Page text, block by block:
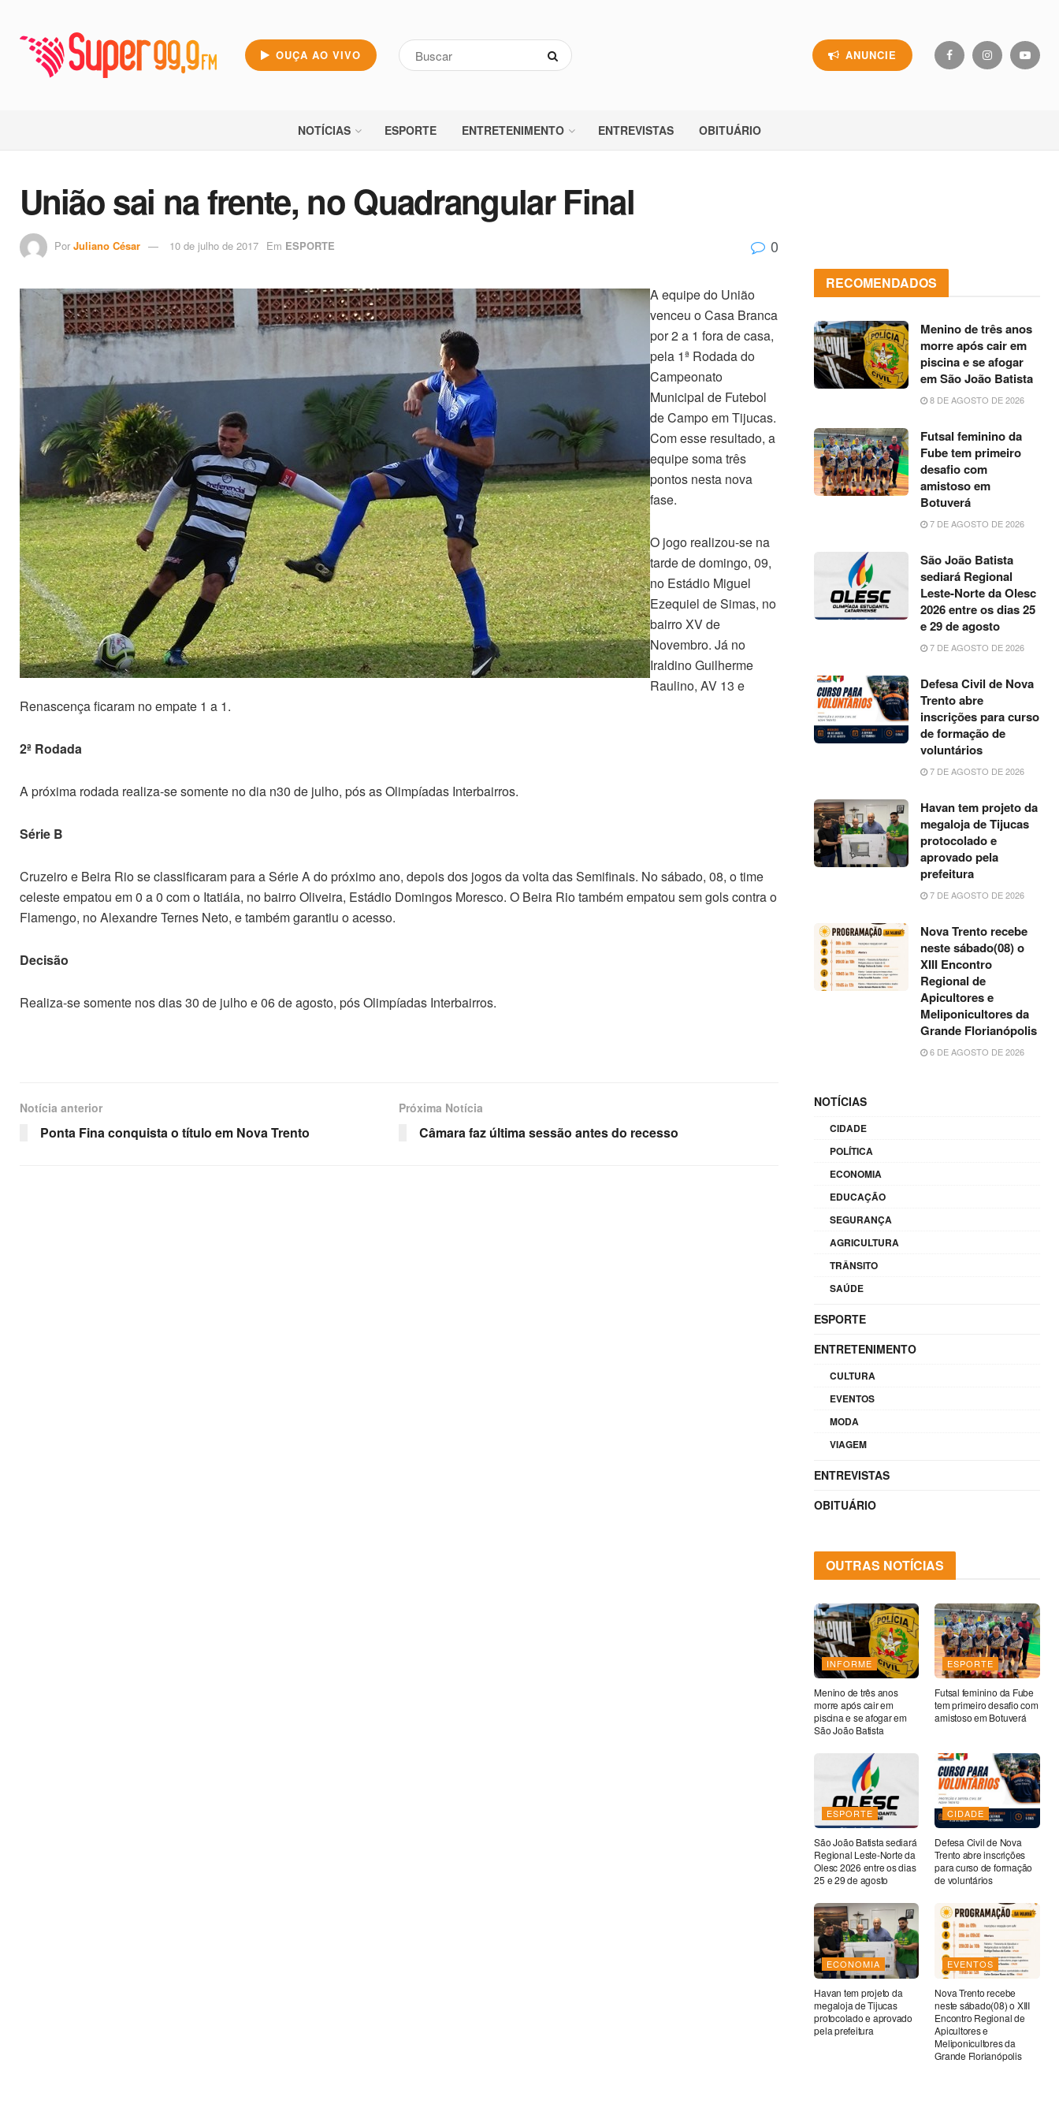
OUÇA AO VIVO ANUNCIE
NOTÍCIAS ESPORTE ENTRETENIMENTO ENTREVISTAS OBITUÁRIO
União sai na frente, no Quadrangular Final
Por Juliano César 10 de julho de 2017 Em ESPORTE 0
A equipe do União
venceu o Casa Branca
por 2 a 1 fora de casa,
pela 1ª Rodada do
Campeonato
Municipal de Futebol
de Campo em Tijucas.
Com esse resultado, a
equipe soma três
pontos nesta nova
fase.
O jogo realizou-se na
tarde de domingo, 09,
no Estádio Miguel
Ezequiel de Simas, no
bairro XV de
Novembro. Já no
Iraldino Guilherme
Raulino, AV 13 e
Renascença ficaram no empate 1 a 1.
2ª Rodada
A próxima rodada realiza-se somente no dia n30 de julho, pós as Olimpíadas Interbairros.
Série B
Cruzeiro e Beira Rio se classificaram para a Série A do próximo ano, depois dos jogos da volta das Semifinais. No sábado, 08, o time
celeste empatou em 0 a 0 com o Itatiáia, no bairro Oliveira, Estádio Domingos Moresco. O Beira Rio também empatou sem gols contra o
Flamengo, no Alexandre Ternes Neto, e também garantiu o acesso.
Decisão
Realiza-se somente nos dias 30 de julho e 06 de agosto, pós Olimpíadas Interbairros.
Notícia anterior
Ponta Fina conquista o título em Nova Trento
Próxima Notícia
Câmara faz última sessão antes do recesso
RECOMENDADOS
Menino de três anos
morre após cair em
piscina e se afogar
em São João Batista
8 DE AGOSTO DE 2026
Futsal feminino da
Fube tem primeiro
desafio com
amistoso em
Botuverá
7 DE AGOSTO DE 2026
São João Batista
sediará Regional
Leste-Norte da Olesc
2026 entre os dias 25
e 29 de agosto
7 DE AGOSTO DE 2026
Defesa Civil de Nova
Trento abre
inscrições para curso
de formação de
voluntários
7 DE AGOSTO DE 2026
Havan tem projeto da
megaloja de Tijucas
protocolado e
aprovado pela
prefeitura
7 DE AGOSTO DE 2026
Nova Trento recebe
neste sábado(08) o
XIII Encontro
Regional de
Apicultores e
Meliponicultores da
Grande Florianópolis
6 DE AGOSTO DE 2026
NOTÍCIAS
CIDADE
POLÍTICA
ECONOMIA
EDUCAÇÃO
SEGURANÇA
AGRICULTURA
TRÂNSITO
SAÚDE
ESPORTE
ENTRETENIMENTO
CULTURA
EVENTOS
MODA
VIAGEM
ENTREVISTAS
OBITUÁRIO
OUTRAS NOTÍCIAS
INFORME
Menino de três anos
morre após cair em
piscina e se afogar em
São João Batista
ESPORTE
Futsal feminino da Fube
tem primeiro desafio com
amistoso em Botuverá
ESPORTE
São João Batista sediará
Regional Leste-Norte da
Olesc 2026 entre os dias
25 e 29 de agosto
CIDADE
Defesa Civil de Nova
Trento abre inscrições
para curso de formação
de voluntários
ECONOMIA
Havan tem projeto da
megaloja de Tijucas
protocolado e aprovado
pela prefeitura
EVENTOS
Nova Trento recebe
neste sábado(08) o XIII
Encontro Regional de
Apicultores e
Meliponicultores da
Grande Florianópolis